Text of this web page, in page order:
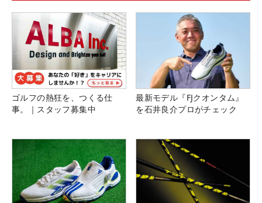
ゴルフの熱狂を、つくる仕
事。｜スタッフ募集中
最新モデル『FJクオンタム』
を石井良介プロがチェック